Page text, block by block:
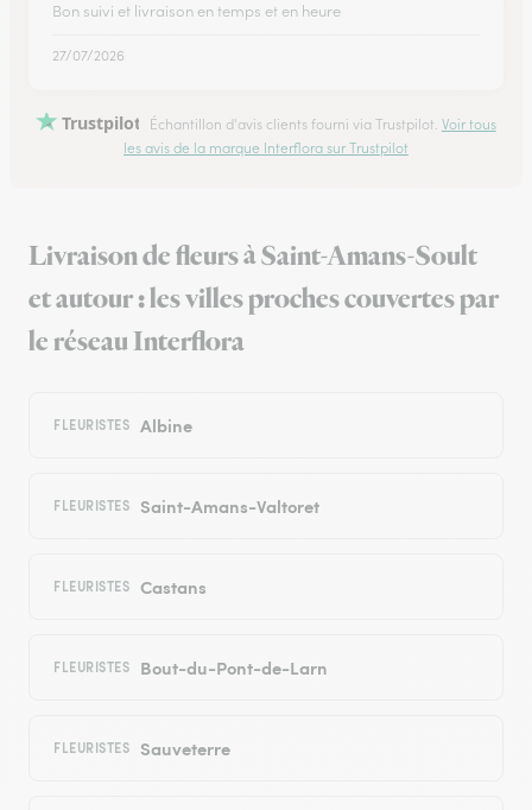
Bon suivi et livraison en temps et en heure
27/07/2026
Trustpilot Échantillon d'avis clients fourni via Trustpilot. Voir tous
les avis de la marque Interflora sur Trustpilot
Livraison de fleurs à Saint-Amans-Soult
et autour : les villes proches couvertes par
le réseau Interflora
FLEURISTES Albine
FLEURISTES Saint-Amans-Valtoret
FLEURISTES Castans
FLEURISTES Bout-du-Pont-de-Larn
FLEURISTES Sauveterre